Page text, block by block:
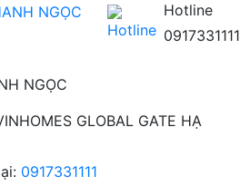
Hotline
0917331111
NGỌC
GLOBAL GATE HẠ
0917331111